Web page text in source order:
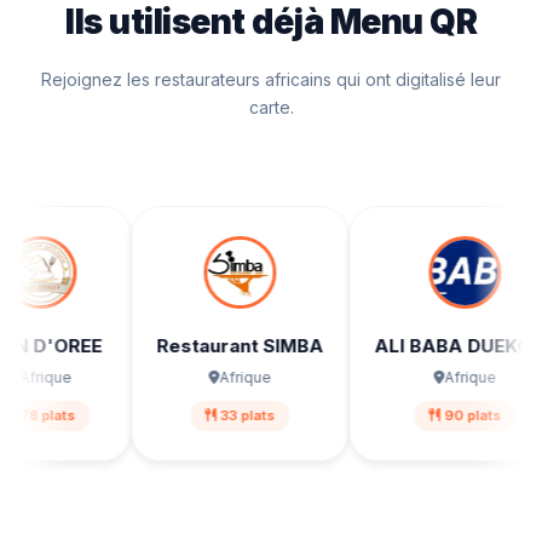
Ils utilisent déjà Menu QR
Rejoignez les restaurateurs africains qui ont digitalisé leur
carte.
Restaurant SIMBA
Afrique
33 plats
ALI BABA DUEKOUE
Afrique
90 plats